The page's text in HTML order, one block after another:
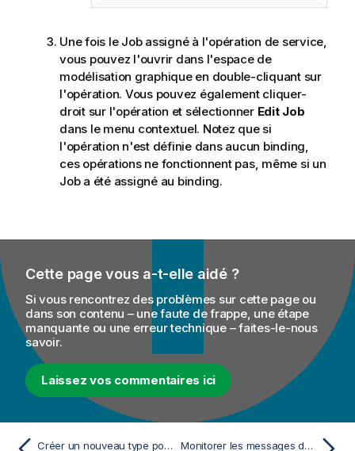
Une fois le Job assigné à l'opération de service,
vous pouvez l'ouvrir dans l'espace de
modélisation graphique en double-cliquant sur
l'opération. Vous pouvez également cliquer-
droit sur l'opération et sélectionner Edit Job
dans le menu contextuel. Notez que si
l'opération n'est définie dans aucun binding,
ces opérations ne fonctionnent pas, même si un
Job a été assigné au binding.
Cette page vous a-t-elle aidé ?
Si vous rencontrez des problèmes sur cette page ou
dans son contenu – une faute de frappe, une étape
manquante ou une erreur technique – faites-le-nous
savoir.
Laissez vos commentaires ici
Créer un nouveau type pour votre fichier WSDL Monitorer les messages de log d'un Job de services de données